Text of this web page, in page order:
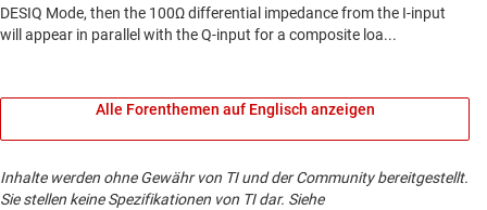
Alle Forenthemen auf Englisch anzeigen
Inhalte werden ohne Gewähr von TI und der Community bereitgestellt.
Sie stellen keine Spezifikationen von TI dar. Siehe